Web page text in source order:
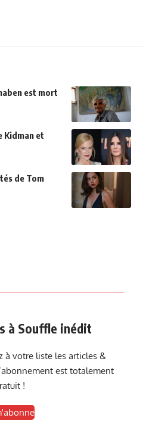
est mort
Kidman et
de Tom
à Souffle inédit
à votre liste les articles &
est totalement
!